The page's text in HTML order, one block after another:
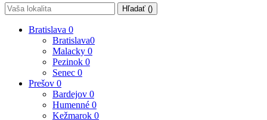
Hľadať ()
Bratislava 0
Bratislava0
Malacky 0
Pezinok 0
Senec 0
Prešov 0
Bardejov 0
Humenné 0
Kežmarok 0